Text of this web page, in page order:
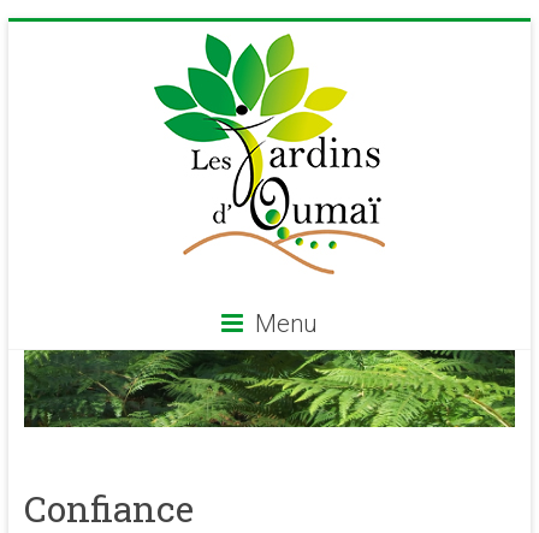
Les
Jardins
Site
Menu
Confiance